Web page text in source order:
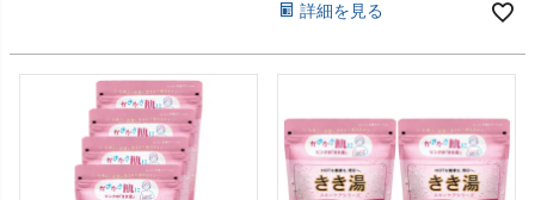
詳細を見る